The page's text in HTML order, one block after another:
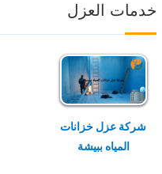
خدمات العزل
شركة عزل خزانات
المياه ببيشة